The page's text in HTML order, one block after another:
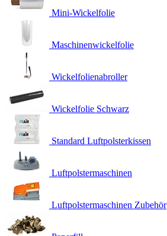
Mini-Wickelfolie
Maschinenwickelfolie
Wickelfolienabroller
Wickelfolie Schwarz
Standard Luftpolsterkissen
Luftpolstermaschinen
Luftpolstermaschinen Zubehör